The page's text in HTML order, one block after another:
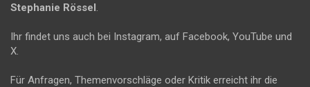
Stephanie Rössel.
Ihr findet uns auch bei Instagram, auf Facebook, YouTube und
X.
Für Anfragen, Themenvorschläge oder Kritik erreicht ihr die